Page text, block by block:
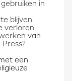
in
blijven.
verloren
van
een